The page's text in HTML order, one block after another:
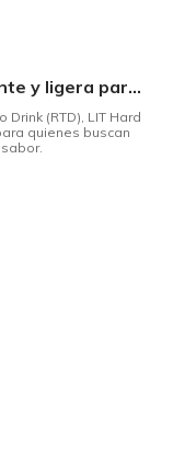
LIT Hard Seltzer: bebida refrescante y ligera para disfrutar de este verano
(RTD), LIT Hard
quienes buscan